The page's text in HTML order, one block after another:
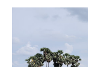
நிகழ்ச்சிகள்,
பல்கலைக்கழகத்தின்
துறை, மற்றும் டாக்டர்